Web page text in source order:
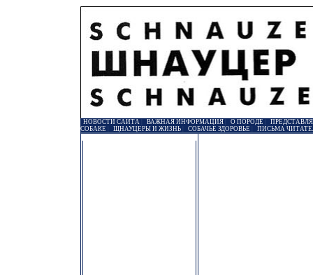
НОВОСТИ САЙТА| ВАЖНАЯ ИНФОРМАЦИЯ| О ПОРОДЕ
СОБАКЕ
ЩНАУЦЕРЫ И ЖИЗНЬ| СОБАЧЬЕ ЗДОРОВЬЕ ПИСЬМА